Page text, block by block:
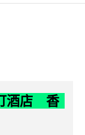
酒店 香